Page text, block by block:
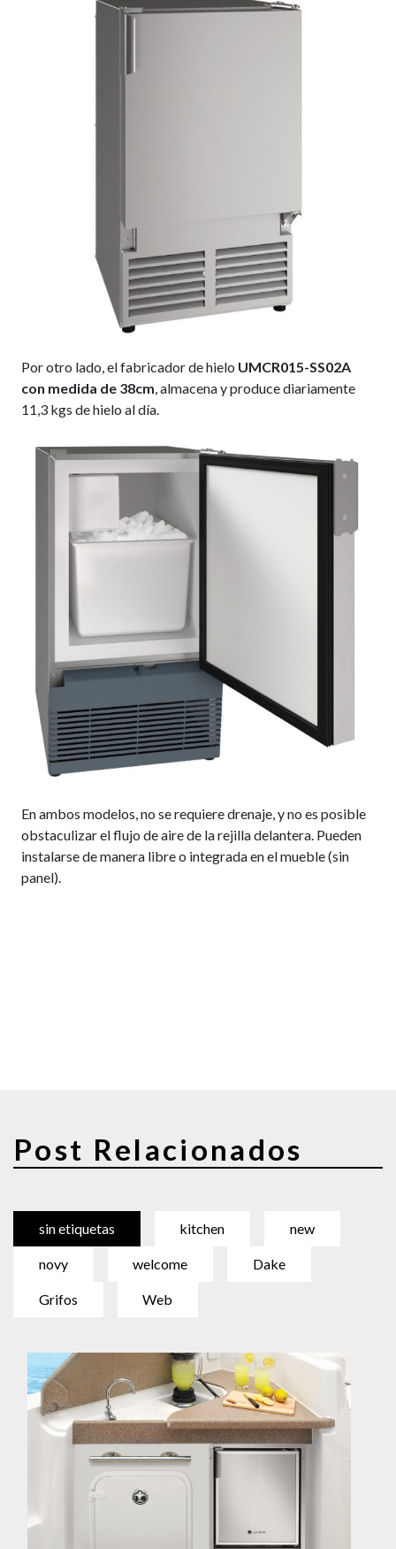
Por otro lado, el fabricador de hielo UMCR015-SS02A
con medida de 38cm , almacena y produce diariamente
11,3 kgs de hielo al día.
En ambos modelos, no se requiere drenaje, y no es posible
obstaculizar el flujo de aire de la rejilla delantera. Pueden
instalarse de manera libre o integrada en el mueble (sin
panel).
Post Relacionados
sin etiquetas kitchen new
novy welcome Dake
Grifos Web